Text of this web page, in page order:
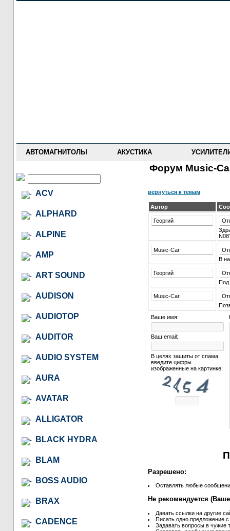
АВТОМАГНИТОЛЫ АКУСТИКА
ACV
ALPHARD
ALPINE
AMP
ART SOUND
AUDISON
AUDIOTOP
AUDITOR
AUDIO SYSTEM
AURA
AVATAR
ALLIGATOR
BLACK HYDRA
BLAM
BOSS AUDIO
BRAX
CADENCE
Форум Music-
вернуться к темам
Автор
Георгий
Music-Car
В
Георгий
Под
Music-Car
Ваше имя:
Ваш email:
В целях защиты от спама
введите цифры
изображенные на картинке:
Разрешено:
Оставлять любые
Не рекомендуется
Давать ссылки на другие
Писать одно предложение
Задавать вопросы в чужие